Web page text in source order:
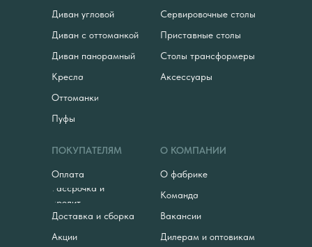
ПОКУПАТЕЛЯМ О КОМПАНИИ
Оплата
О фабрике
Команда
Вакансии
Дилерам и оптовикам
Рассрочка и
кредит
Доставка и сборка
Акции
Сервировочные столы
Приставные столы
Столы трансформеры
Аксессуары
Диван угловой
Диван с оттоманкой
Диван панорамный
Кресла
Оттоманки
Пуфы